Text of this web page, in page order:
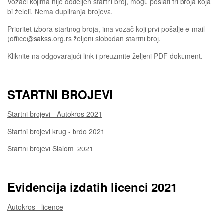
bi želeli. Nema dupliranja brojeva.
Prioritet izbora startnog broja, ima vozač koji prvi pošalje e-mail
(office@sakss.org.rs željeni slobodan startni broj.
Kliknite na odgovarajući link i preuzmite željeni PDF dokument.
STARTNI BROJEVI
Startni brojevi - Autokros 2021
Startni brojevi krug - brdo 2021
Startni brojevi Slalom 2021
Evidencija izdatih licenci 2021
Autokros - licence